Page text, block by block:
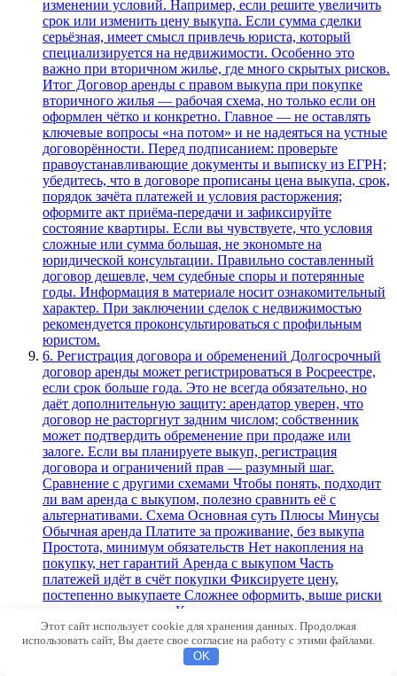
изменении условий. Например, если решите увеличить
срок или изменить цену выкупа. Если сумма сделки
серьёзная, имеет смысл привлечь юриста, который
специализируется на недвижимости. Особенно это
важно при вторичном жилье, где много скрытых рисков.
Итог Договор аренды с правом выкупа при покупке
вторичного жилья — рабочая схема, но только если он
оформлен чётко и конкретно. Главное — не оставлять
ключевые вопросы «на потом» и не надеяться на устные
договорённости. Перед подписанием: проверьте
правоустанавливающие документы и выписку из ЕГРН;
убедитесь, что в договоре прописаны цена выкупа, срок,
порядок зачёта платежей и условия расторжения;
оформите акт приёма‑передачи и зафиксируйте
состояние квартиры. Если вы чувствуете, что условия
сложные или сумма большая, не экономьте на
юридической консультации. Правильно составленный
договор дешевле, чем судебные споры и потерянные
годы. Информация в материале носит ознакомительный
характер. При заключении сделок с недвижимостью
рекомендуется проконсультироваться с профильным
юристом.
6. Регистрация договора и обременений Долгосрочный
договор аренды может регистрироваться в Росреестре,
если срок больше года. Это не всегда обязательно, но
даёт дополнительную защиту: арендатор уверен, что
договор не расторгнут задним числом; собственник
может подтвердить обременение при продаже или
залоге. Если вы планируете выкуп, регистрация
договора и ограничений прав — разумный шаг.
Сравнение с другими схемами Чтобы понять, подходит
ли вам аренда с выкупом, полезно сравнить её с
альтернативами. Схема Основная суть Плюсы Минусы
Обычная аренда Платите за проживание, без выкупа
Простота, минимум обязательств Нет накопления на
покупку, нет гарантий Аренда с выкупом Часть
платежей идёт в счёт покупки Фиксируете цену,
постепенно выкупаете Сложнее оформить, выше риски
при плохом договоре Классическая купля‑продажа с
рассрочкой Сразу переходит право собственности, но
оплата частями Понятный статус собственности Не
всегда подходит, если продавец хочет оставаться в
Этот сайт использует cookie для хранения данных. Продолжая
использовать сайт, Вы даете свое согласие на работу с этими файлами.
OK